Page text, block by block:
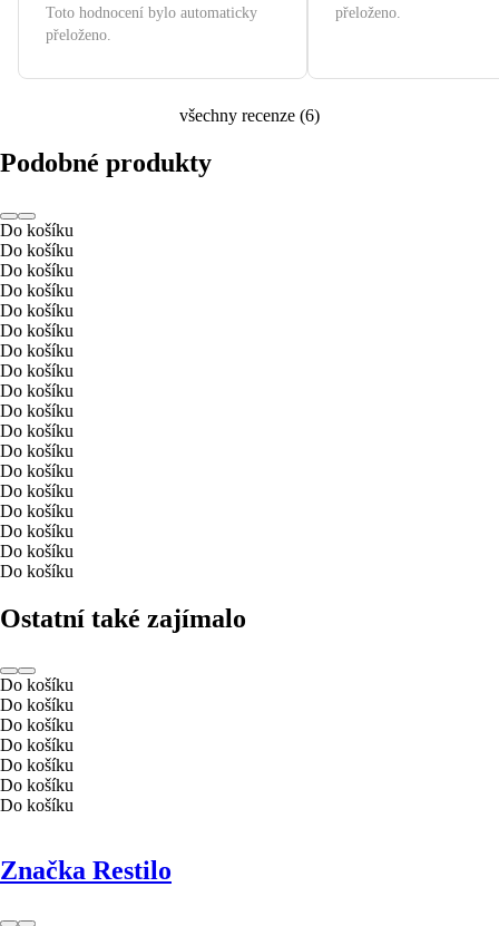
Toto hodnocení bylo automaticky
přeloženo.
přeloženo.
všechny recenze (6)
Podobné produkty
Do košíku
Do košíku
Do košíku
Do košíku
Do košíku
Do košíku
Do košíku
Do košíku
Do košíku
Do košíku
Do košíku
Do košíku
Do košíku
Do košíku
Do košíku
Do košíku
Do košíku
Do košíku
Ostatní také zajímalo
Do košíku
Do košíku
Do košíku
Do košíku
Do košíku
Do košíku
Do košíku
Značka Restilo